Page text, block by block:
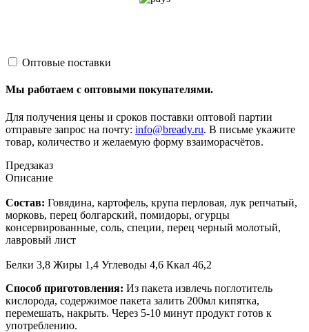
Оптовые поставки
Мы работаем с оптовыми покупателями.
Для получения цены и сроков поставки оптовой партии
отправьте запрос на почту: info@bready.ru. В письме укажите
товар, количество и желаемую форму взаиморасчётов.
Предзаказ
Описание
Состав: Говядина, картофель, крупа перловая, лук репчатый,
морковь, перец болгарский, помидоры, огурцы
консервированные, соль, специи, перец черный молотый,
лавровый лист
Белки 3,8 Жиры 1,4 Углеводы 4,6 Ккал 46,2
Способ приготовления: Из пакета извлечь поглотитель
кислорода, содержимое пакета залить 200мл кипятка,
перемешать, накрыть. Через 5-10 минут продукт готов к
употреблению.